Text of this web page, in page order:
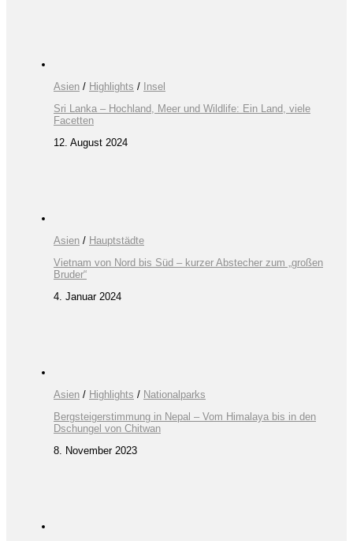
Asien / Highlights / Insel
Sri Lanka – Hochland, Meer und Wildlife: Ein Land, viele
Facetten
12. August 2024
Asien / Hauptstädte
Vietnam von Nord bis Süd – kurzer Abstecher zum „großen
Bruder“
4. Januar 2024
Asien / Highlights / Nationalparks
Bergsteigerstimmung in Nepal – Vom Himalaya bis in den
Dschungel von Chitwan
8. November 2023